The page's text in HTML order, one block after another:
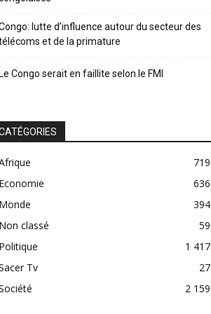
lutte d’influence autour du secteur des
et de la primature
Congo serait en faillite selon le FMI
719
636
394
classé
59
1 417
Tv
27
2 159